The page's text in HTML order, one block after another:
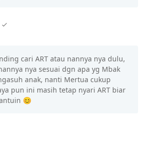
cari ART atau nannya nya dulu,
nya sesuai dgn apa yg Mbak
anak, nanti Mertua cukup
pun ini masih tetap nyari ART biar
😊